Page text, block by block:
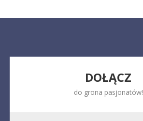
DOŁĄCZ
do grona pasjonatów!